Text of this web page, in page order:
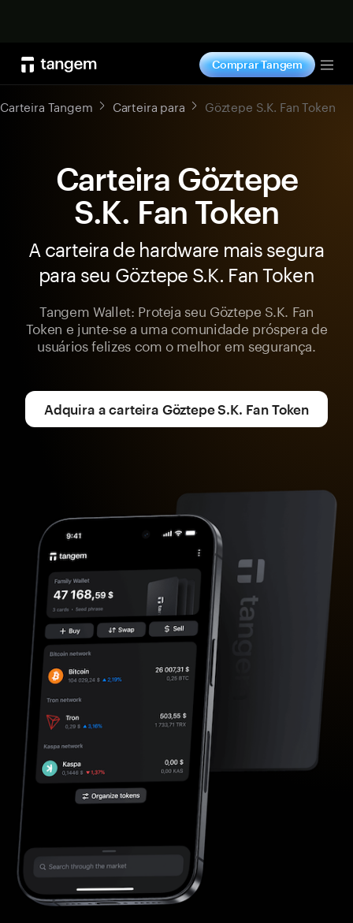
Comprar Tangem
Carteira Tangem Carteira para Göztepe S.K. Fan Token
Carteira Göztepe
S.K. Fan Token
A carteira de hardware mais segura
para seu Göztepe S.K. Fan Token
Tangem Wallet: Proteja seu Göztepe S.K. Fan
Token e junte-se a uma comunidade próspera de
usuários felizes com o melhor em segurança.
Adquira a carteira Göztepe S.K. Fan Token